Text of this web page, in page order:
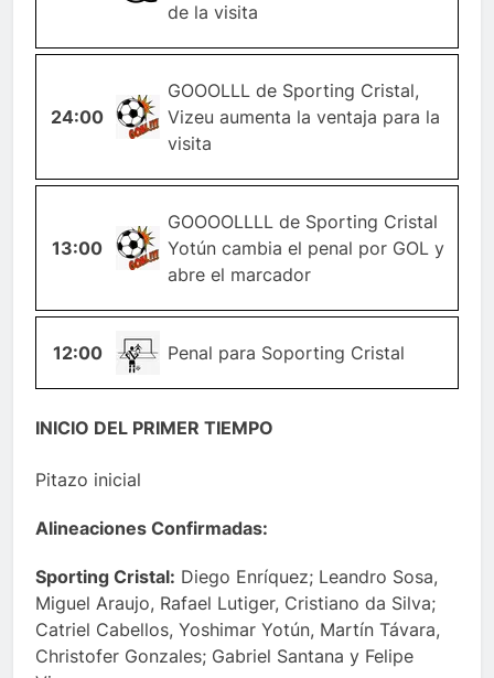
de la visita
24:00 GOL
GOOOLLL de Sporting Cristal,
Vizeu aumenta la ventaja para la
visita
13:00 GOL
GOOOOLLLL de Sporting Cristal
Yotún cambia el penal por GOL y
abre el marcador
12:00 PENAL Penal para Soporting Cristal
INICIO DEL PRIMER TIEMPO
Pitazo inicial
Alineaciones Confirmadas:
Sporting Cristal: Diego Enríquez; Leandro Sosa,
Miguel Araujo, Rafael Lutiger, Cristiano da Silva;
Catriel Cabellos, Yoshimar Yotún, Martín Távara,
Christofer Gonzales; Gabriel Santana y Felipe